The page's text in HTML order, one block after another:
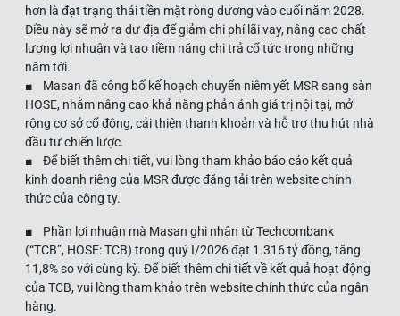
hơn là đạt trạng thái tiền mặt ròng dương vào cuối năm 2028.
Điều này sẽ mở ra dư địa để giảm chi phí lãi vay, nâng cao chất
lượng lợi nhuận và tạo tiềm năng chi trả cổ tức trong những
năm tới.
■ Masan đã công bố kế hoạch chuyển niêm yết MSR sang sàn
HOSE, nhằm nâng cao khả năng phản ánh giá trị nội tại, mở
rộng cơ sở cổ đông, cải thiện thanh khoản và hỗ trợ thu hút nhà
đầu tư chiến lược.
■ Để biết thêm chi tiết, vui lòng tham khảo báo cáo kết quả
kinh doanh riêng của MSR được đăng tải trên website chính
thức của công ty.
■ Phần lợi nhuận mà Masan ghi nhận từ Techcombank
(“TCB”, HOSE: TCB) trong quý I/2026 đạt 1.316 tỷ đồng, tăng
11,8% so với cùng kỳ. Để biết thêm chi tiết về kết quả hoạt động
của TCB, vui lòng tham khảo trên website chính thức của ngân
hàng.